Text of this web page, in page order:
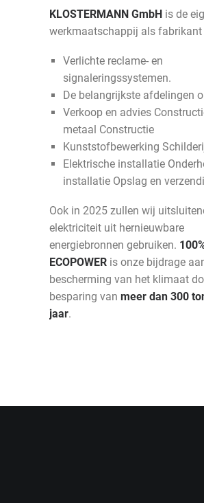
KLOSTERMANN GmbH is de
werkmaatschappij als fabrikant
Verlichte reclame- en
signaleringssystemen.
De belangrijkste afdelingen
Verkoop en advies
metaal Constructie
Kunststofbewerking
Elektrische installatie
installatie Opslag en
Ook in 2025 zullen wij
elektriciteit uit hernieuwbare
energiebronnen gebruiken.
ECOPOWER is onze bijdrage
bescherming van het klimaat
besparing van meer dan 300
jaar.